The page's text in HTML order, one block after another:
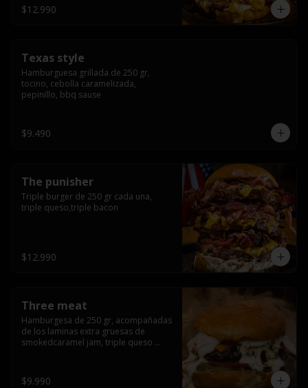
$12.990
Texas style
Hamburguesa grillada de 250 gr,
tocino, cebolla caramelizada,
pepinillo, bbq sause
$9.490
The punisher
Triple burger de 250 gr cada una,
triple queso,triple bacon
$12.990
Three meat
Hamburgesa de 250 gr, acompañadas
de los laminas extra gruesas de
smokedcaramel jam, triple queso
$9.990